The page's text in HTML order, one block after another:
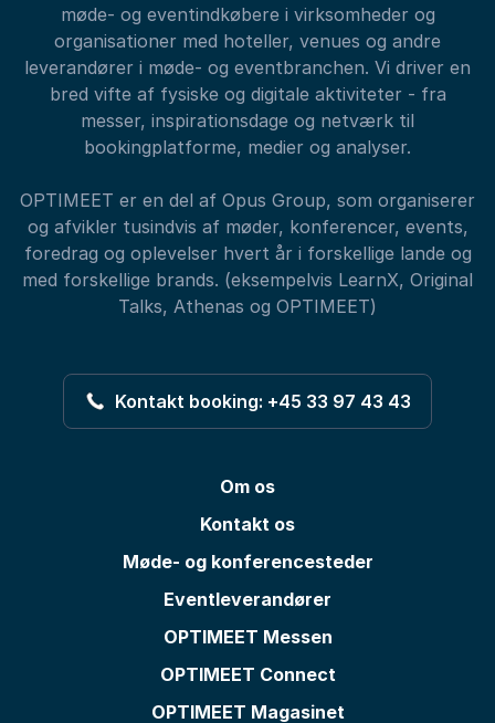
møde- og eventindkøbere i virksomheder og
organisationer med hoteller, venues og andre
leverandører i møde- og eventbranchen. Vi driver en
bred vifte af fysiske og digitale aktiviteter - fra
messer, inspirationsdage og netværk til
bookingplatforme, medier og analyser.
OPTIMEET er en del af Opus Group, som organiserer
og afvikler tusindvis af møder, konferencer, events,
foredrag og oplevelser hvert år i forskellige lande og
med forskellige brands. (eksempelvis LearnX, Original
Talks, Athenas og OPTIMEET)
Kontakt booking: +45 33 97 43 43
Om os
Kontakt os
Møde- og konferencesteder
Eventleverandører
OPTIMEET Messen
OPTIMEET Connect
OPTIMEET Magasinet